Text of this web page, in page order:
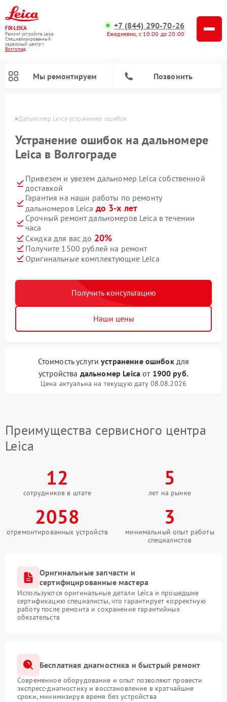
FIX-LEICA
Ремонт устройств Leica
Специализированный
cервисный центр г.
Волгоград
+7 (844) 290-70-26
Ежедневно, с 10:00 до 20:00
Мы ремонтируем Позвонить
Дальномер Leica устранение ошибок
Устранение ошибок на дальномере
Leica в Волгограде
Привезем и увезем дальномер Leica собственной
доставкой
Гарантия на наши работы по ремонту
дальномеров Leica до 3-х лет
Срочный ремонт дальномеров Leica в течении
часа
Скидка для вас до 20%
Получите 1500 рублей на ремонт
Оригинальные комплектующие Leica
Получить консультацию
Наши цены
Стоимость услугиустранение ошибокдля
устройства дальномер Leicaот 1900 руб.
Цена актуальна на текущую дату 08.08.2026
Преимущества сервисного центра
Leica
12
сотрудников в штате
5
лет на рынке
2058
отремонтированных устройств
3
минимальный опыт работы
специалистов
Оригинальные запчасти и
сертифицированные мастера
Используются оригинальные детали Leica и прошедшие
сертификацию специалисты, что гарантирует корректную
работу после ремонта и сохранение гарантийных
обязательств
Бесплатная диагностика и быстрый ремонт
Современное оборудование и опыт позволяют провести
экспресс-диагностику и восстановление в кратчайшие
сроки, минимизируя время без устройства